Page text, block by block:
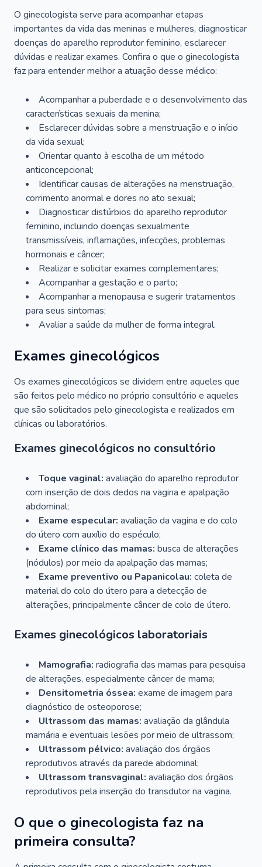
O ginecologista serve para acompanhar etapas
importantes da vida das meninas e mulheres, diagnosticar
doenças do aparelho reprodutor feminino, esclarecer
dúvidas e realizar exames. Confira o que o ginecologista
faz para entender melhor a atuação desse médico:
Acompanhar a puberdade e o desenvolvimento das
características sexuais da menina;
Esclarecer dúvidas sobre a menstruação e o início
da vida sexual;
Orientar quanto à escolha de um método
anticoncepcional;
Identificar causas de alterações na menstruação,
corrimento anormal e dores no ato sexual;
Diagnosticar distúrbios do aparelho reprodutor
feminino, incluindo doenças sexualmente
transmissíveis, inflamações, infecções, problemas
hormonais e câncer;
Realizar e solicitar exames complementares;
Acompanhar a gestação e o parto;
Acompanhar a menopausa e sugerir tratamentos
para seus sintomas;
Avaliar a saúde da mulher de forma integral.
Exames ginecológicos
Os exames ginecológicos se dividem entre aqueles que
são feitos pelo médico no próprio consultório e aqueles
que são solicitados pelo ginecologista e realizados em
clínicas ou laboratórios.
Exames ginecológicos no consultório
Toque vaginal: avaliação do aparelho reprodutor
com inserção de dois dedos na vagina e apalpação
abdominal;
Exame especular: avaliação da vagina e do colo
do útero com auxílio do espéculo;
Exame clínico das mamas: busca de alterações
(nódulos) por meio da apalpação das mamas;
Exame preventivo ou Papanicolau: coleta de
material do colo do útero para a detecção de
alterações, principalmente câncer de colo de útero.
Exames ginecológicos laboratoriais
Mamografia: radiografia das mamas para pesquisa
de alterações, especialmente câncer de mama;
Densitometria óssea: exame de imagem para
diagnóstico de osteoporose;
Ultrassom das mamas: avaliação da glândula
mamária e eventuais lesões por meio de ultrassom;
Ultrassom pélvico: avaliação dos órgãos
reprodutivos através da parede abdominal;
Ultrassom transvaginal: avaliação dos órgãos
reprodutivos pela inserção do transdutor na vagina.
O que o ginecologista faz na
primeira consulta?